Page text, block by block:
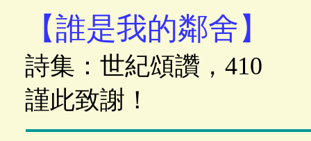
【誰是我的鄰舍】
詩集：世紀頌讚，
謹此致謝！